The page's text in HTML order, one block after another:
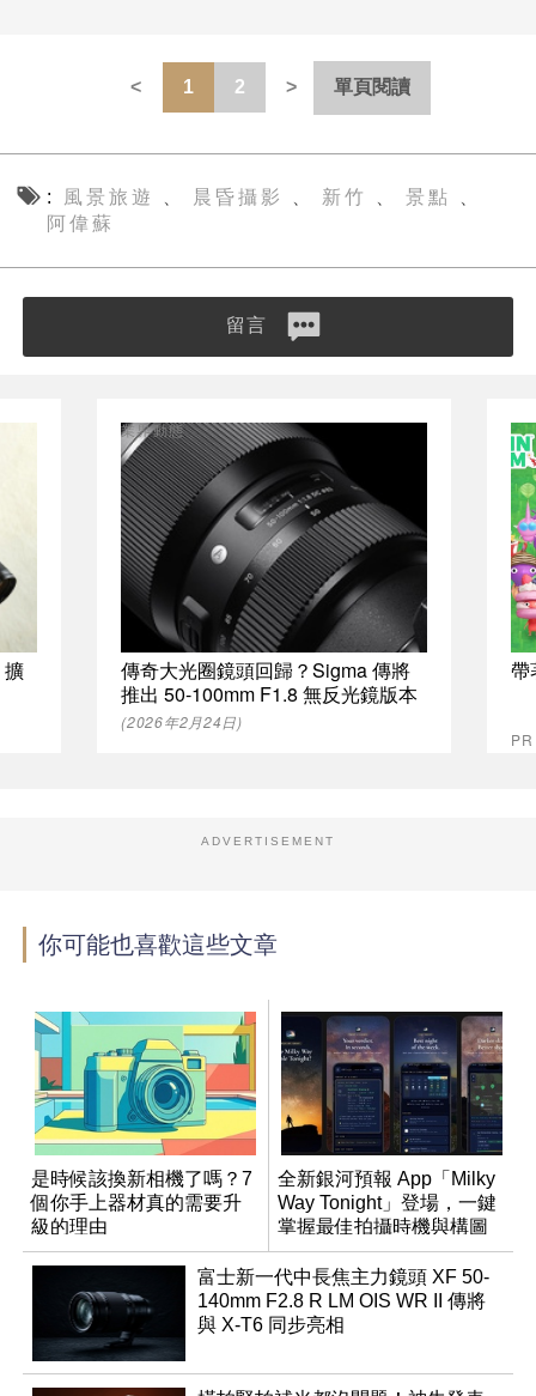
1 2 單頁閱讀
風景旅遊 晨昏攝影 新竹 景點
阿偉蘇
留言
擴
傳奇大光圈鏡頭回歸？Sigma 傳將
推出 50-100mm F1.8 無反光鏡版本
業界動態
(2026年2月24日)
帶
ADVERTISEMENT
你可能也喜歡這些文章
是時候該換新相機了嗎？7
個你手上器材真的需要升
級的理由
全新銀河預報 App「Milky
Way Tonight」登場，一鍵
掌握最佳拍攝時機與構圖
富士新一代中長焦主力鏡頭 XF 50-
140mm F2.8 R LM OIS WR II 傳將
與 X-T6 同步亮相